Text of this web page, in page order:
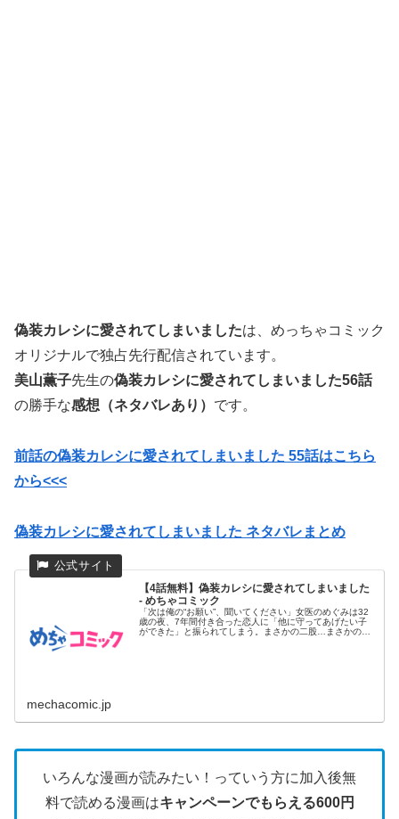
偽装カレシに愛されてしまいましたは、めっちゃコミック
オリジナルで独占先行配信されています。
美山薫子先生の偽装カレシに愛されてしまいました56話
の勝手な感想（ネタバレあり） です。
前話の偽装カレシに愛されてしまいました 55話はこちら
から<<<
偽装カレシに愛されてしまいました ネタバレまとめ
【4話無料】偽装カレシに愛されてしまいました
- めちゃコミック
「次は俺の“お願い”、聞いてください」女医のめぐみは32
歳の夜、7年間付き合った恋人に「他に守ってあげたい子
ができた」と振られてしまう。まさかの二股…まさかの破
mechacomic.jp
いろんな漫画が読みたい！っていう方に加入後無
料で読める漫画はキャンペーンでもらえる600円